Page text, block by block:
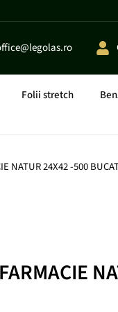
Folii stretch
NATUR 24X42 -500